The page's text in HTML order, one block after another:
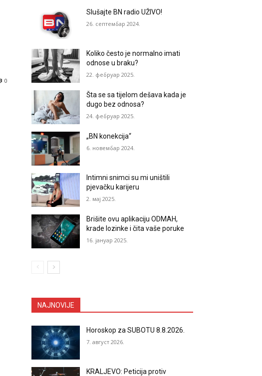
0
Slušajte BN radio UŽIVO!
26. септембар 2024.
Koliko često je normalno imati
odnose u braku?
22. фебруар 2025.
Šta se sa tijelom dešava kada je
dugo bez odnosa?
24. фебруар 2025.
„BN konekcija“
6. новембар 2024.
Intimni snimci su mi uništili
pjevačku karijeru
2. мај 2025.
Brišite ovu aplikaciju ODMAH,
krade lozinke i čita vaše poruke
16. јануар 2025.
NAJNOVIJE
Horoskop za SUBOTU 8.8.2026.
7. август 2026.
KRALJEVO: Peticija protiv